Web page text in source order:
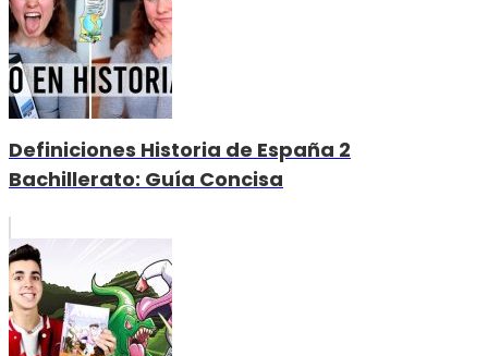
Definiciones Historia de España 2
Bachillerato: Guía Concisa